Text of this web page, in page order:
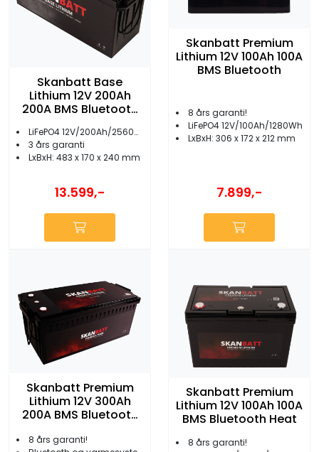
Skanbatt Base
Lithium 12V 200Ah
200A BMS Bluetooth
Heat
LiFePO4 12V/200Ah/2560Wh
3 års garanti
LxBxH: 483 x 170 x 240 mm
13.599,-
Skanbatt Premium
Lithium 12V 100Ah 100A
BMS Bluetooth
8 års garanti!
LiFePO4 12V/100Ah/1280Wh
LxBxH: 306 x 172 x 212 mm
7.899,-
Skanbatt Premium
Lithium 12V 300Ah
200A BMS Bluetooth
8 års garanti!
Skanbatt Premium
Lithium 12V 100Ah 100A
BMS Bluetooth Heat
8 års garanti!